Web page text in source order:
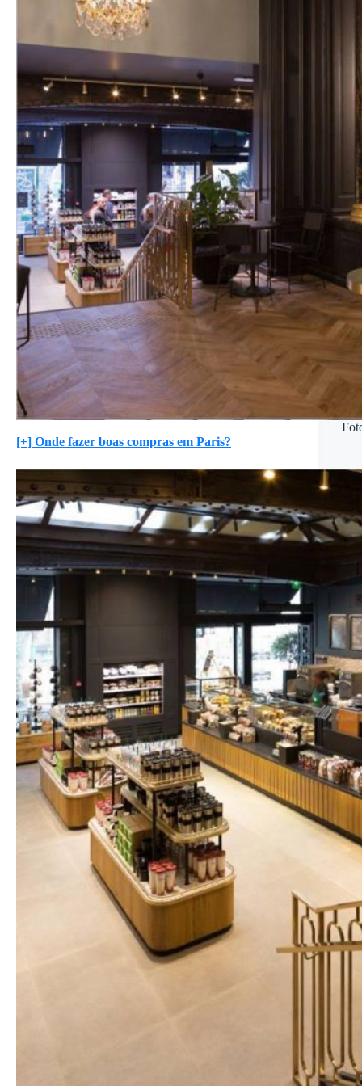
[+] Onde fazer boas compras em Paris?